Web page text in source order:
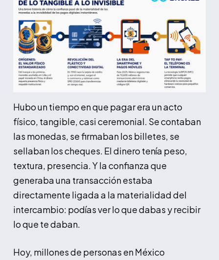
Hubo un tiempo en que pagar era un acto
físico, tangible, casi ceremonial. Se contaban
las monedas, se firmaban los billetes, se
sellaban los cheques. El dinero tenía peso,
textura, presencia. Y la confianza que
generaba una transacción estaba
directamente ligada a la materialidad del
intercambio: podías ver lo que dabas y recibir
lo que te daban.
Hoy, millones de personas en México